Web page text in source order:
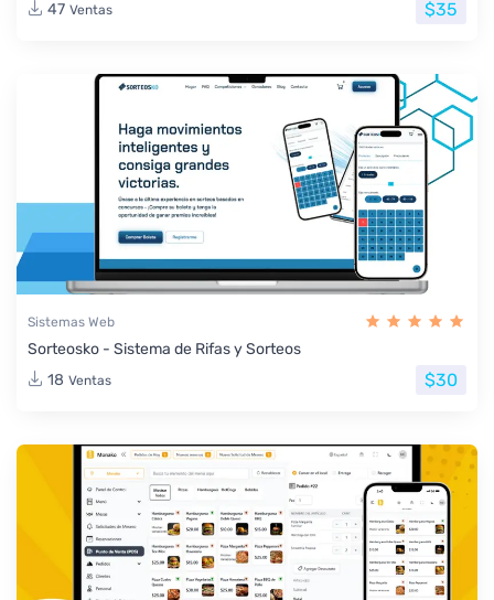
47 Ventas $35
Sistemas Web
Sorteosko - Sistema de Rifas y Sorteos
18 Ventas $30